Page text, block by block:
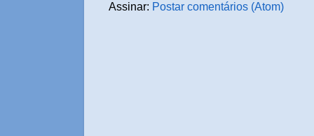
Assinar: Postar comentários (Atom)